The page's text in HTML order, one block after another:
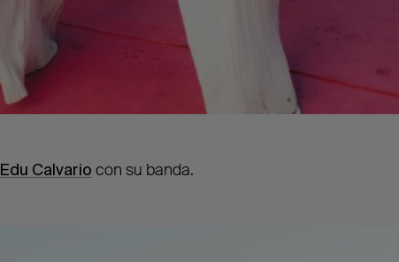
Edu Calvario con su banda.